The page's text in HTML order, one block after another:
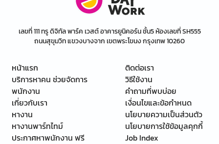
เลขที่ 111 ทรู ดิจิทัล พาร์ค เวสต์ อาคารยูนิคอร์น ชั้น5 ห้องเลขที่ SH555
ถนนสุขุมวิท แขวงบางจาก เขตพระโขนง กรุงเทพ 10260
หน้าแรก
บริการหาคน ช่วยจัดการ
พนักงาน
เกี่ยวกับเรา
หางาน
หางานพาร์ทไทม์
ประกาศหาพนักงาน ฟรี
ติดต่อเรา
วิธีใช้งาน
คำถามที่พบบ่อย
เงื่อนไขและข้อกำหนด
นโยบายความเป็นส่วนตัว
นโยบายการใช้ข้อมูลคุกกี้
Job Index